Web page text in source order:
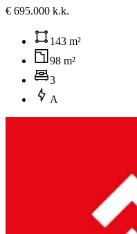
€ 695.000 k.k.
143 m²
98 m²
3
A